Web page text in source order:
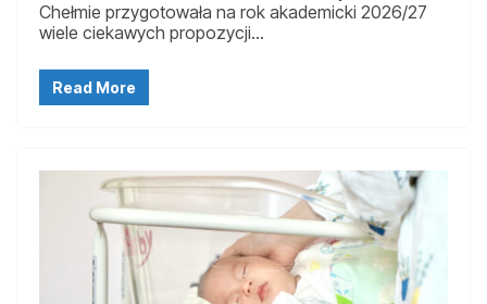
Chełmie przygotowała na rok akademicki 2026/27
wiele ciekawych propozycji…
Read More